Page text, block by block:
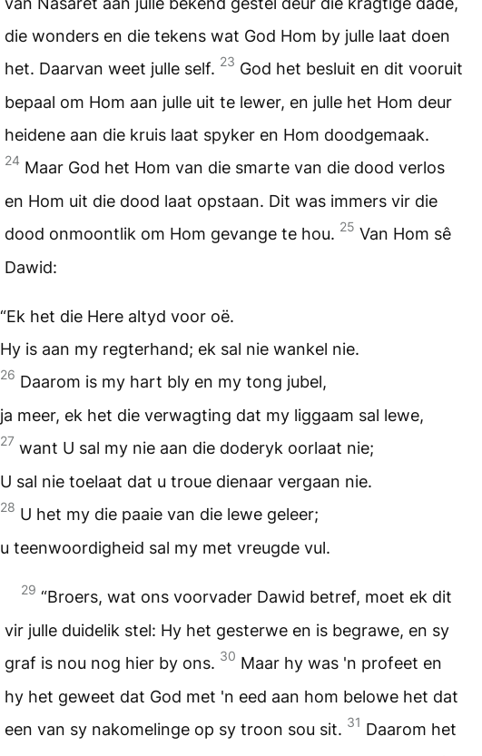
die wonders en die tekens wat God Hom by julle laat doen
het. Daarvan weet julle self. 23 God het besluit en dit vooruit
bepaal om Hom aan julle uit te lewer, en julle het Hom deur
heidene aan die kruis laat spyker en Hom doodgemaak.
24 Maar God het Hom van die smarte van die dood verlos
en Hom uit die dood laat opstaan. Dit was immers vir die
dood onmoontlik om Hom gevange te hou. 25 Van Hom sê
Dawid:
“Ek het die Here altyd voor oë.
Hy is aan my regterhand; ek sal nie wankel nie.
26 Daarom is my hart bly en my tong jubel,
ja meer, ek het die verwagting dat my liggaam sal lewe,
27 want U sal my nie aan die doderyk oorlaat nie;
U sal nie toelaat dat u troue dienaar vergaan nie.
28 U het my die paaie van die lewe geleer;
u teenwoordigheid sal my met vreugde vul.
29 “Broers, wat ons voorvader Dawid betref, moet ek dit
vir julle duidelik stel: Hy het gesterwe en is begrawe, en sy
graf is nou nog hier by ons. 30 Maar hy was 'n profeet en
hy het geweet dat God met 'n eed aan hom belowe het dat
een van sy nakomelinge op sy troon sou sit. 31 Daarom het